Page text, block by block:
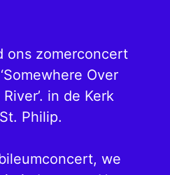
ons zomerconcert
Over
in de Kerk
Philip.
we